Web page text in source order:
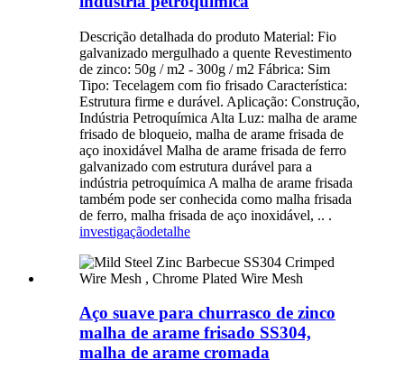
Descrição detalhada do produto Material: Fio
galvanizado mergulhado a quente Revestimento
de zinco: 50g / m2 - 300g / m2 Fábrica: Sim
Tipo: Tecelagem com fio frisado Característica:
Estrutura firme e durável. Aplicação: Construção,
Indústria Petroquímica Alta Luz: malha de arame
frisado de bloqueio, malha de arame frisada de
aço inoxidável Malha de arame frisada de ferro
galvanizado com estrutura durável para a
indústria petroquímica A malha de arame frisada
também pode ser conhecida como malha frisada
de ferro, malha frisada de aço inoxidável, .. .
investigaçãodetalhe
Aço suave para churrasco de zinco
malha de arame frisado SS304,
malha de arame cromada